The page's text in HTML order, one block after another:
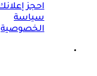
احجز
سياسة
الخصوصية